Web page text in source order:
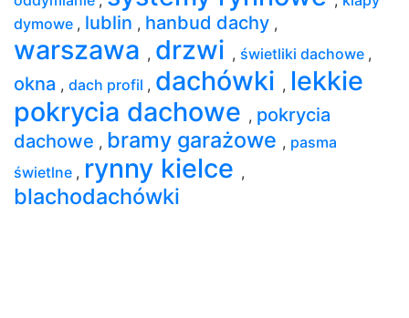
dymowe , lublin , hanbud dachy ,
warszawa , drzwi , świetliki dachowe ,
okna , dach profil , dachówki , lekkie
pokrycia dachowe , pokrycia
dachowe , bramy garażowe , pasma
świetlne , rynny kielce ,
blachodachówki